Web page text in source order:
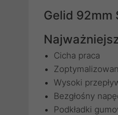
Gelid 92mm
Cicha praca
Wysoki
Bezgłośny
Podkładki